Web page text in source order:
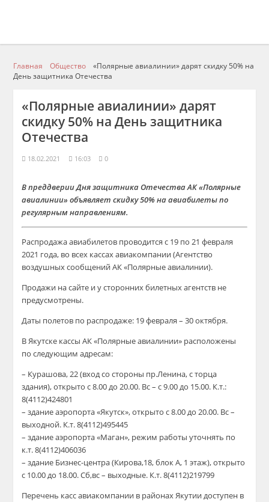
Главная Общество
«Полярные авиалинии» дарят скидку 50% на
День защитника Отечества
«Полярные авиалинии» дарят
скидку 50% на День защитника
Отечества
18.02.2021 16:03 0
В преддверии Дня защитника Отечества АК «Полярные
авиалинии» объявляет скидку 50% на авиабилеты по
регулярным направлениям.
Распродажа авиабилетов проводится с 19 по 21 февраля
2021 года, во всех кассах авиакомпании (Агентство
воздушных сообщений АК «Полярные авиалинии).
Продажи на сайте и у сторонних билетных агентств не
предусмотрены.
Даты полетов по распродаже: 19 февраля – 30 октября.
В Якутске кассы АК «Полярные авиалинии» расположены
по следующим адресам:
– Курашова, 22 (вход со стороны пр.Ленина, с торца
здания), открыто с 8.00 до 20.00. Вс – с 9.00 до 15.00. К.т.:
8(4112)424801
– здание аэропорта «Якутск», открыто с 8.00 до 20.00. Вс –
выходной. К.т. 8(4112)495445
– здание аэропорта «Маган», режим работы уточнять по
к.т. 8(4112)406036
– здание Бизнес-центра (Кирова,18, блок А, 1 этаж), открыто
с 10.00 до 18.00. Сб,вс – выходные. К.т. 8(4112)219799
Перечень касс авиакомпании в районах Якутии доступен в